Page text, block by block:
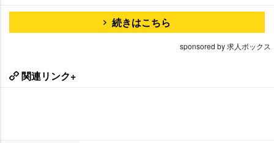
続きはこちら
sponsored by 求人ボックス
関連リンク+